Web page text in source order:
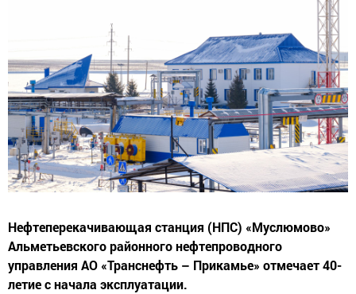
Нефтеперекачивающая станция (НПС) «Муслюмово»
Альметьевского районного нефтепроводного
управления АО «Транснефть – Прикамье» отмечает 40-
летие с начала эксплуатации.